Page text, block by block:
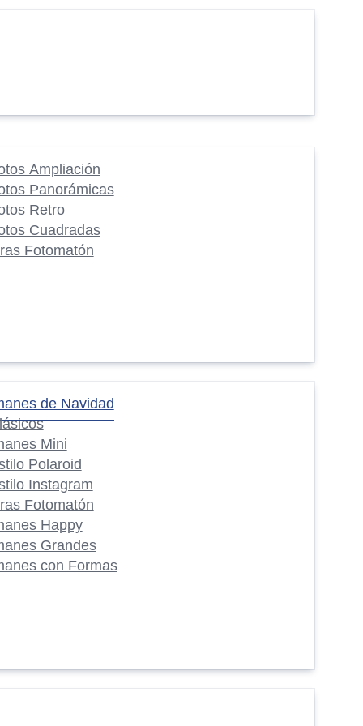
Ampliación
Panorámicas
Retro
Cuadradas
Fotomatón
de Navidad
Mini
Polaroid
Instagram
Fotomatón
Happy
Grandes
con Formas